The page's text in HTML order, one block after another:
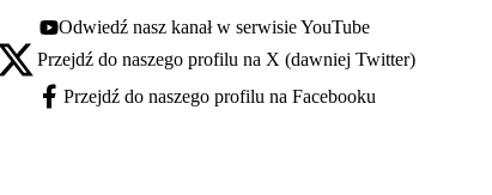
Youtube - otwiera się w nowej karcie
Odwiedź nasz kanał w serwisie YouTube
X - otwiera się w nowej karcie
Przejdź do naszego profilu na X (dawniej Twitter)
Facebook - otwiera się w nowej karcie
Przejdź do naszego profilu na Facebooku